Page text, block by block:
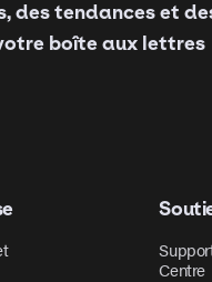
des tendances et
boîte aux lettres
Centre